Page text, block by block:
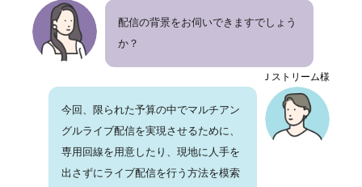
配信の背景をお伺いできますでしょう
か？
Ｊストリーム様
今回、限られた予算の中でマルチアン
グルライブ配信を実現させるために、
専用回線を用意したり、現地に人手を
出さずにライブ配信を行う方法を模索